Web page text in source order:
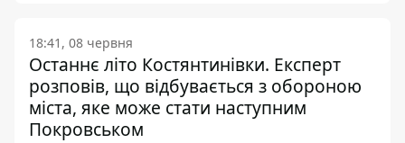
18:41, 08 червня
Останнє літо Костянтинівки. Експерт
розповів, що відбувається з обороною
міста, яке може стати наступним
Покровськом